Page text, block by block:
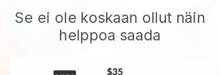
Se ei ole koskaan ollut näin
helppoa saada